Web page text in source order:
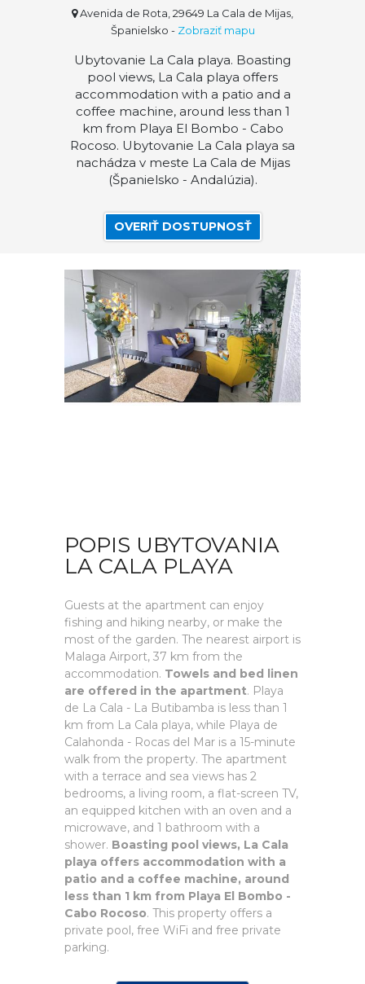
Avenida de Rota, 29649 La Cala de Mijas,
Španielsko - Zobraziť mapu
Ubytovanie La Cala playa. Boasting
pool views, La Cala playa offers
accommodation with a patio and a
coffee machine, around less than 1
km from Playa El Bombo - Cabo
Rocoso. Ubytovanie La Cala playa sa
nachádza v meste La Cala de Mijas
(Španielsko - Andalúzia).
OVERIŤ DOSTUPNOSŤ
POPIS UBYTOVANIA
LA CALA PLAYA
Guests at the apartment can enjoy
fishing and hiking nearby, or make the
most of the garden. The nearest airport is
Malaga Airport, 37 km from the
accommodation. Towels and bed linen
are offered in the apartment. Playa
de La Cala - La Butibamba is less than 1
km from La Cala playa, while Playa de
Calahonda - Rocas del Mar is a 15-minute
walk from the property. The apartment
with a terrace and sea views has 2
bedrooms, a living room, a flat-screen TV,
an equipped kitchen with an oven and a
microwave, and 1 bathroom with a
shower. Boasting pool views, La Cala
playa offers accommodation with a
patio and a coffee machine, around
less than 1 km from Playa El Bombo -
Cabo Rocoso. This property offers a
private pool, free WiFi and free private
parking.